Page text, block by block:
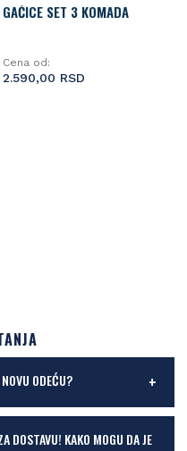
GAĆICE SET 3 KOMADA
Cena od:
2.590,00 RSD
ODEĆU?
DOSTAVU! KAKO MOGU DA JE